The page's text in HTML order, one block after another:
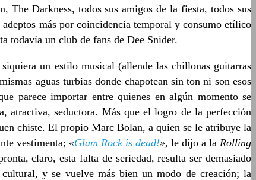
The Darkness, todos sus amigos de la fiesta, todos sus
más por coincidencia temporal y consumo etílico
todavía un club de fans de Dee Snider.
un estilo musical (allende las chillonas guitarras
aguas turbias donde chapotean sin ton ni son esos
parece importar entre quienes en algún momento se
atractiva, seductora. Más que el logro de la perfección
chiste. El propio Marc Bolan, a quien se le atribuye la
vestimenta; «Glam Rock is dead!», le dijo a laRolling
claro, esta falta de seriedad, resulta ser demasiado
y se vuelve más bien un modo de creación; la